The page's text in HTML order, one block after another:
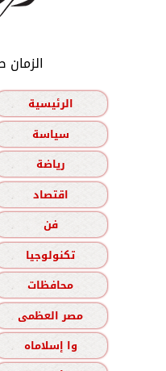
الرئيسية
سياسة
رياضة
اقتصاد
فن
تكنولوجيا
محافظات
مصر العظمى
وا إسلاماه